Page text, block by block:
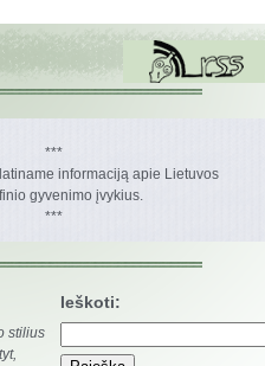
***
informaciją apie Lietuvos
gyvenimo įvykius.
***
stilius
Ieškoti: